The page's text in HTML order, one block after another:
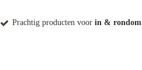
Prachtig producten voor in & rondom